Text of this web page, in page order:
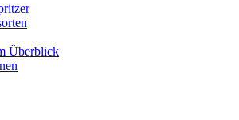
Überblick